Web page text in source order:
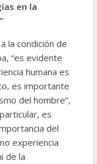
en la
la condición de
“es evidente
humana es
es importante
del hombre”,
es
del
experiencia
de la